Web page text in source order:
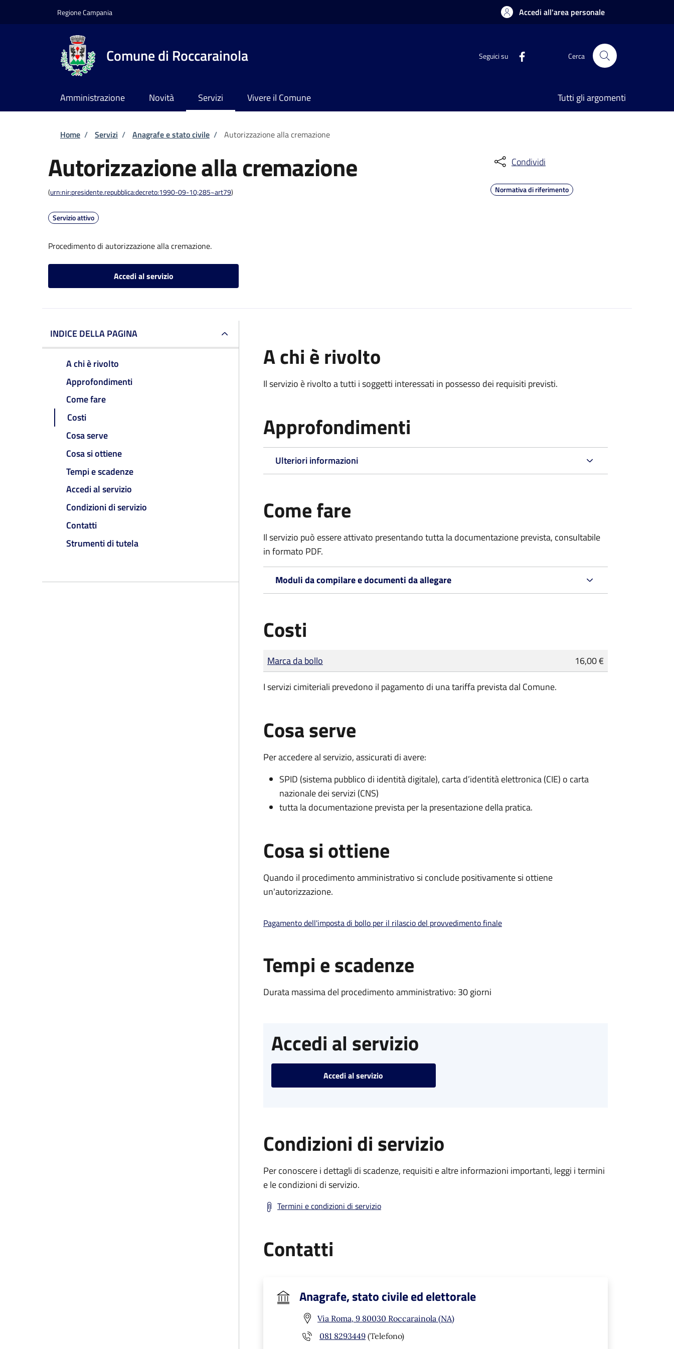
Regione Campania Accedi all'area personale
Comune di Roccarainola Seguici su Cerca
Amministrazione Novità Servizi Vivere il Comune Tutti gli argomenti
Briciole di pane
Home / Servizi / Anagrafe e stato civile / Autorizzazione alla cremazione
Autorizzazione alla cremazione
(urn:nir:presidente.repubblica:decreto:1990-09-10;285~art79)
Servizio attivo
Procedimento di autorizzazione alla cremazione.
Accedi al servizio
Condividi
Normativa di riferimento
INDICE DELLA PAGINA
A chi è rivolto
Approfondimenti
Come fare
Costi
Cosa serve
Cosa si ottiene
Tempi e scadenze
Accedi al servizio
Condizioni di servizio
Contatti
Strumenti di tutela
A chi è rivolto
Il servizio è rivolto a tutti i soggetti interessati in possesso dei requisiti previsti.
Approfondimenti
Ulteriori informazioni
Come fare
Il servizio può essere attivato presentando tutta la documentazione prevista, consultabile
in formato PDF.
Moduli da compilare e documenti da allegare
Costi
Tipo di pagamento
Importo
Marca da bollo
16,00 €
I servizi cimiteriali prevedono il pagamento di una tariffa prevista dal Comune.
Cosa serve
Per accedere al servizio, assicurati di avere:
SPID (sistema pubblico di identità digitale), carta d’identità elettronica (CIE) o carta
nazionale dei servizi (CNS)
tutta la documentazione prevista per la presentazione della pratica.
Cosa si ottiene
Quando il procedimento amministrativo si conclude positivamente si ottiene
un'autorizzazione.
Pagamento dell'imposta di bollo per il rilascio del provvedimento finale
Tempi e scadenze
Durata massima del procedimento amministrativo: 30 giorni
Accedi al servizio
Accedi al servizio
Condizioni di servizio
Per conoscere i dettagli di scadenze, requisiti e altre informazioni importanti, leggi i termini
e le condizioni di servizio.
Termini e condizioni di servizio
Contatti
Anagrafe, stato civile ed elettorale
Via Roma, 9 80030 Roccarainola (NA)
081 8293449 (Telefono)